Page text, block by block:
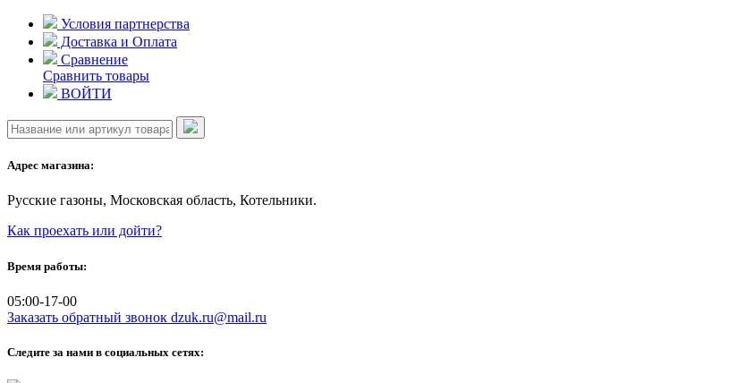
Skip
content
Условия партнерства
Доставка и Оплата
Сравнение
Сравнить товары
ВОЙТИ
Адрес магазина:
Русские газоны, Московская область, Котельники.
Как проехать или дойти?
Время работы:
05:00-17-00
Заказать обратный звонок dzuk.ru@mail.ru
Следите за нами в социальных сетях: